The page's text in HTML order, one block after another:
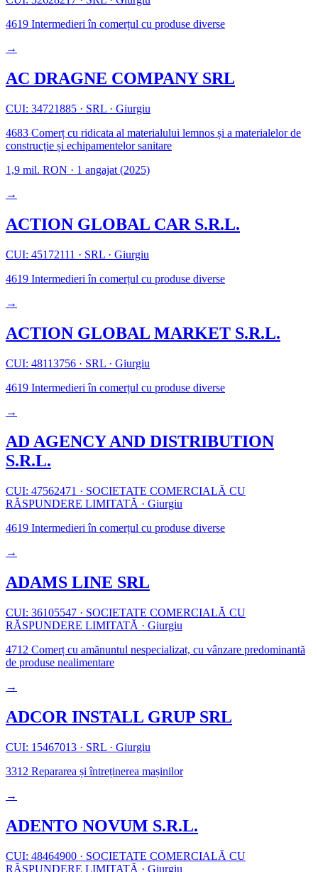
4619 Intermedieri în comerțul cu produse diverse
→
AC DRAGNE COMPANY SRL
CUI: 34721885 · SRL · Giurgiu
4683 Comerț cu ridicata al materialului lemnos și a materialelor de
construcție și echipamentelor sanitare
1,9 mil. RON · 1 angajat (2025)
→
ACTION GLOBAL CAR S.R.L.
CUI: 45172111 · SRL · Giurgiu
4619 Intermedieri în comerțul cu produse diverse
→
ACTION GLOBAL MARKET S.R.L.
CUI: 48113756 · SRL · Giurgiu
4619 Intermedieri în comerțul cu produse diverse
→
AD AGENCY AND DISTRIBUTION
S.R.L.
CUI: 47562471 · SOCIETATE COMERCIALĂ CU
RĂSPUNDERE LIMITATĂ · Giurgiu
4619 Intermedieri în comerțul cu produse diverse
→
ADAMS LINE SRL
CUI: 36105547 · SOCIETATE COMERCIALĂ CU
RĂSPUNDERE LIMITATĂ · Giurgiu
4712 Comerț cu amănuntul nespecializat, cu vânzare predominantă
de produse nealimentare
→
ADCOR INSTALL GRUP SRL
CUI: 15467013 · SRL · Giurgiu
3312 Repararea și întreținerea mașinilor
→
ADENTO NOVUM S.R.L.
CUI: 48464900 · SOCIETATE COMERCIALĂ CU
RĂSPUNDERE LIMITATĂ · Giurgiu